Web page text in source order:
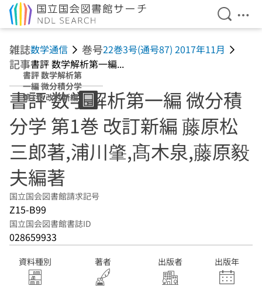
検索を
メ
雑誌数学通信 巻号22巻3号(通号87) 2017年11月
記事書評 数学解析第一編...
書評 数学解析第
一編 微分積分学
第1巻 改訂新編 藤
原松三郎著,浦川
肇,髙木泉,藤原毅
夫編著
書評 数学解析第一編 微分積
分学 第1巻 改訂新編 藤原松
三郎著,浦川肇,髙木泉,藤原毅
夫編著
国立国会図書館請求記号
Z15-B99
国立国会図書館書誌ID
028659933
資料種別 著者 出版者 出版年